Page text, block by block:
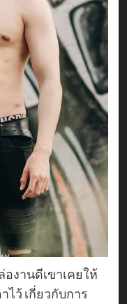
งานดีเขาเคยให้
ว้ เกี่ยวกับการ